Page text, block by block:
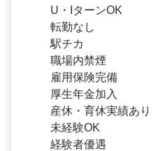
U・IターンOK
転勤なし
駅チカ
職場内禁煙
雇用保険完備
厚生年金加入
産休・育休実績あり
未経験OK
経験者優遇